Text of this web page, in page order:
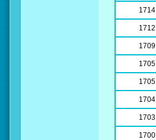
1714
1712
1709
1705
1705
1704
1703
1700